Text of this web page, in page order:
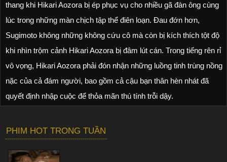
thang khi Hikari Aozora bị ép phục vụ cho nhiều gã đàn ông cùng
lúc trong những màn chịch tập thể điên loạn. Đau đớn hơn,
Sugimoto không những không cứu cô mà còn bị kích thích tột độ
khi nhìn trộm cảnh Hikari Aozora bị đâm lút cán. Trong tiếng rên rỉ
vô vọng, Hikari Aozora phải đón nhận những luồng tinh trùng nồng
nặc của cả đám người, bao gồm cả cậu bạn thân hèn nhát đã
quyết định nhập cuộc để thỏa mãn thú tính trỗi dậy.
PHIM HOT TRONG TUẦN